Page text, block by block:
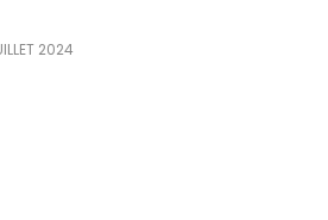
2024